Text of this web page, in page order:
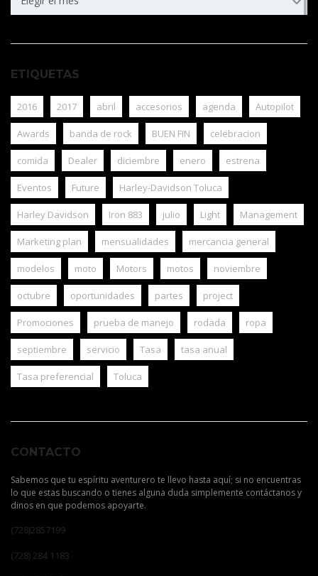
ETIQUETAS
2016 2017 abril accesorios agenda Autopilot
Awards banda de rock BUEN FIN celebracion
comida Dealer diciembre enero estrena
Eventos Future Harley-Davidson Toluca
Harley Davidson Iron 883 julio Light Management
Marketing plan mensualidades mercancia general
modelos moto Motors motos noviembre
octubre oportunidades partes project
Promociones prueba de manejo rodada ropa
septiembre servicio Tasa tasa anual
Tasa preferencial Toluca
CONTACTO
Sabemos que tu espíritu aventurero te llevo hasta aquí; si no encuentras
lo que estas buscando o tienes alguna duda simplemente contáctanos y
dinos en que podemos apoyarte.
(728)2857199
(728) 284 1183